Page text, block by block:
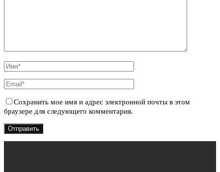
Сохранить мое имя и адрес электронной почты в этом
браузере для следующего комментария.